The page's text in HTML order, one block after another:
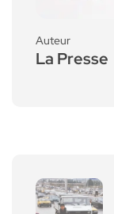
Auteur
La Presse